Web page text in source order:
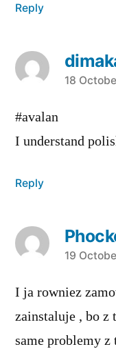
Reply
says:
18
#avalan
I understand
Reply
says:
19
I ja rowniez
zainstaluje , bo z
same problemy